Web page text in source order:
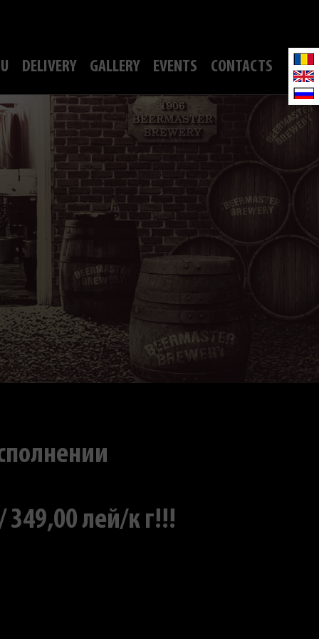
DELIVERY GALLERY EVENTS CONTACTS
349,00 лей/к г!!!